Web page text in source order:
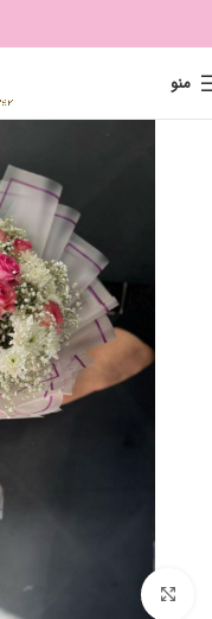
منو
برای بزرگنمایی کلیک کنید